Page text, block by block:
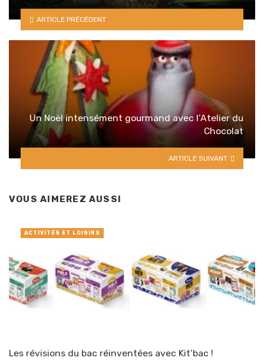
ARTICLE PRÉCÉDENT
Un Noël intensément gourmand avec l’Atelier du
Chocolat
ARTICLE SUIVANT
VOUS AIMEREZ AUSSI
Les révisions du bac réinventées avec Kit’bac !
ACTIVITÉS ET LOISIRS